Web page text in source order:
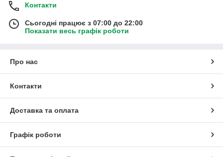
Контакти
Сьогодні працює з 07:00 до 22:00
Показати весь графік роботи
Про нас
Контакти
Доставка та оплата
Графік роботи